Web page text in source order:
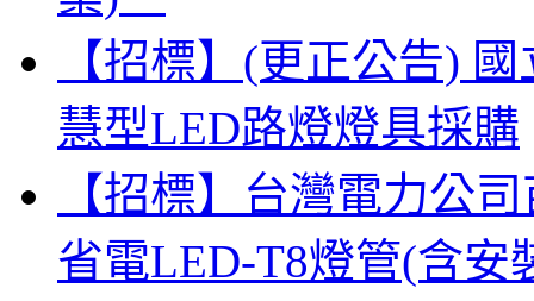
【招標】(更正公告)
慧型LED路燈燈具採購
【招標】台灣電力公
省電LED-T8燈管(含